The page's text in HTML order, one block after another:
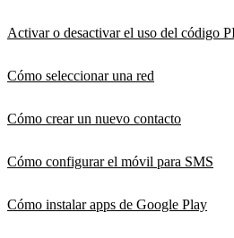
Activar o desactivar el uso del código
Cómo seleccionar una red
Cómo crear un nuevo contacto
Cómo configurar el móvil para SMS
Cómo instalar apps de Google Play